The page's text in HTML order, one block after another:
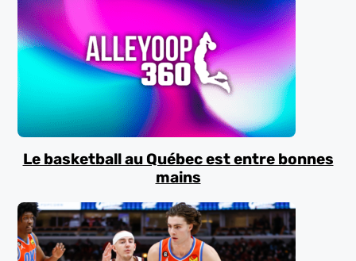
Le basketball au Québec est entre bonnes
mains